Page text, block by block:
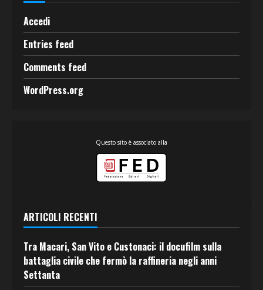
Accedi
Entries feed
Comments feed
WordPress.org
Questo sito è associato alla
ARTICOLI RECENTI
Tra Macari, San Vito e Custonaci: il docufilm sulla
battaglia civile che fermò la raffineria negli anni
Settanta